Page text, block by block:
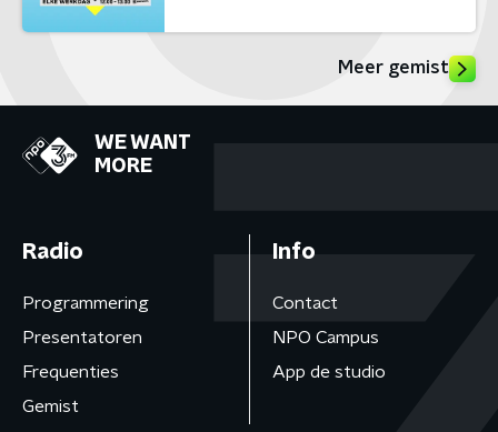
Meer gemist
WE WANT
MORE
Radio
Programmering
Presentatoren
Frequenties
Gemist
Info
Contact
NPO Campus
App de studio